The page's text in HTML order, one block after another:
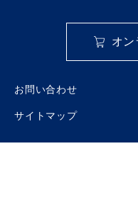
オ
お問い合わせ
サイトマップ